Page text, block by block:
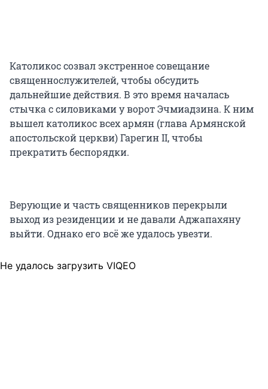
Католикос созвал экстренное совещание
священнослужителей, чтобы обсудить
дальнейшие действия. В это время началась
стычка с силовиками у ворот Эчмиадзина. К ним
вышел католикос всех армян (глава Армянской
апостольской церкви) Гарегин II, чтобы
прекратить беспорядки.
Верующие и часть священников перекрыли
выход из резиденции и не давали Аджапахяну
выйти. Однако его всё же удалось увезти.
Не удалось загрузить VIQEO